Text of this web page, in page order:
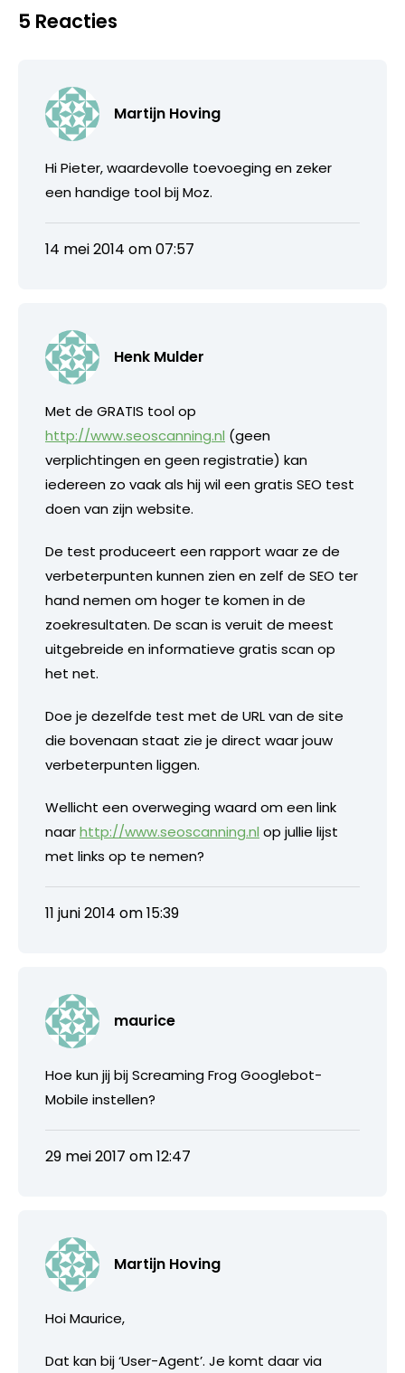
5 Reacties
Martijn Hoving
Hi Pieter, waardevolle toevoeging en zeker
een handige tool bij Moz.
14 mei 2014 om 07:57
Henk Mulder
Met de GRATIS tool op
http://www.seoscanning.nl (geen
verplichtingen en geen registratie) kan
iedereen zo vaak als hij wil een gratis SEO test
doen van zijn website.
De test produceert een rapport waar ze de
verbeterpunten kunnen zien en zelf de SEO ter
hand nemen om hoger te komen in de
zoekresultaten. De scan is veruit de meest
uitgebreide en informatieve gratis scan op
het net.
Doe je dezelfde test met de URL van de site
die bovenaan staat zie je direct waar jouw
verbeterpunten liggen.
Wellicht een overweging waard om een link
naarhttp://www.seoscanning.nl op jullie lijst
met links op te nemen?
11 juni 2014 om 15:39
maurice
Hoe kun jij bij Screaming Frog Googlebot-
Mobile instellen?
29 mei 2017 om 12:47
Martijn Hoving
Hoi Maurice,
Dat kan bij ‘User-Agent’. Je komt daar via